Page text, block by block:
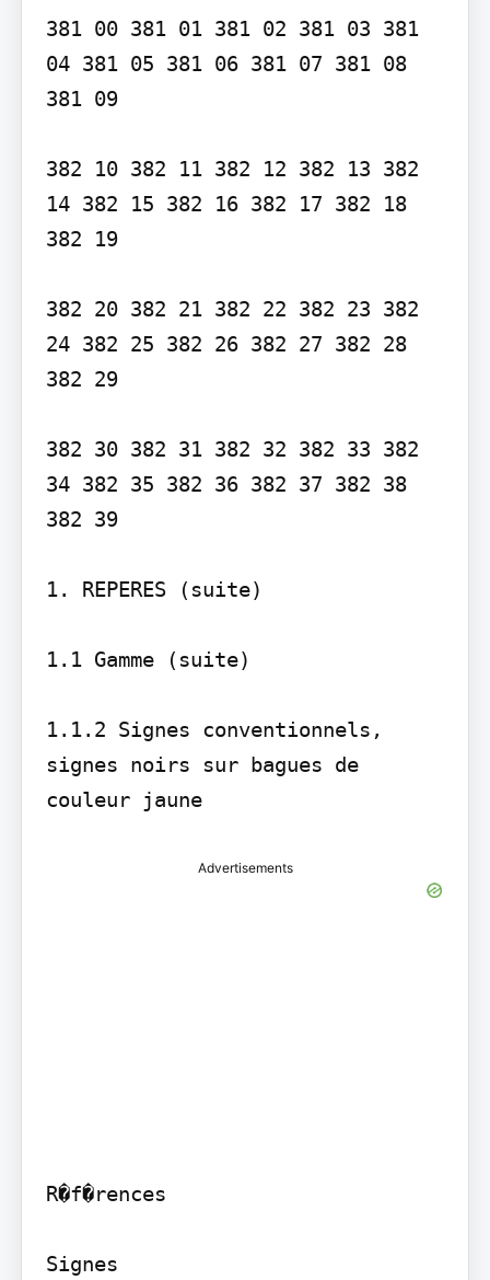
381 00 381 01 381 02 381 03 381
04 381 05 381 06 381 07 381 08
381 09
382 10 382 11 382 12 382 13 382
14 382 15 382 16 382 17 382 18
382 19
382 20 382 21 382 22 382 23 382
24 382 25 382 26 382 27 382 28
382 29
382 30 382 31 382 32 382 33 382
34 382 35 382 36 382 37 382 38
382 39
1. REPERES (suite)
1.1 Gamme (suite)
1.1.2 Signes conventionnels,
signes noirs sur bagues de
couleur jaune
Advertisements
R�f�rences
Signes